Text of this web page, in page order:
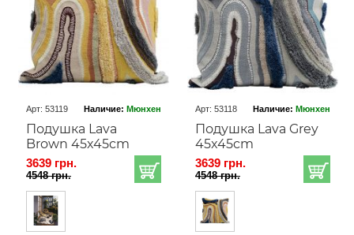
Арт: 53119 Наличие: Мюнхен
Подушка Lava
Brown 45x45cm
3639 грн.
4548 грн.
Арт: 53118 Наличие: Мюнхен
Подушка Lava Grey
45x45cm
3639 грн.
4548 грн.